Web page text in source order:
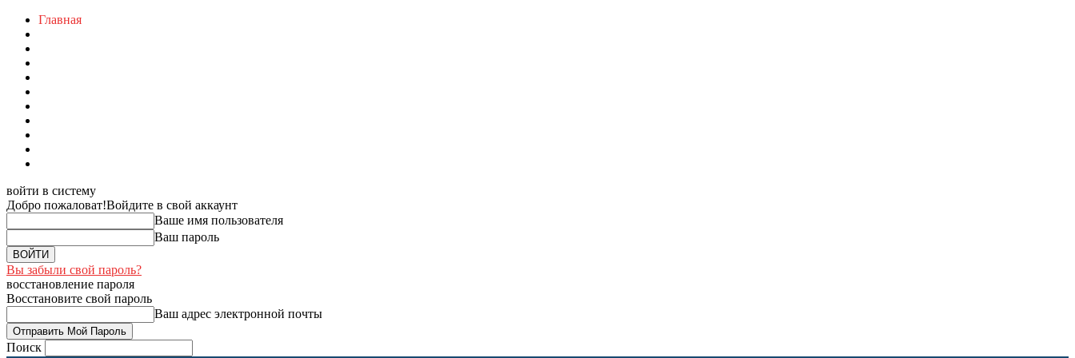
Главная
войти в систему
Добро пожаловат!Войдите в свой аккаунт
Ваше имя пользователя
Ваш пароль
Вы забыли свой пароль?
восстановление пароля
Восстановите свой пароль
Ваш адрес электронной почты
Поиск